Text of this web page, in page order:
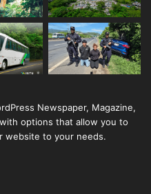
Newspaper, Magazine,
options that allow you to
website to your needs.